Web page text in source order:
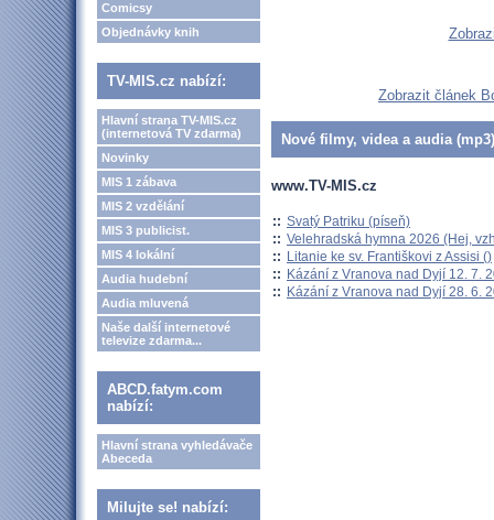
Comicsy
Objednávky knih
TV-MIS.cz nabízí:
Hlavní strana TV-MIS.cz
(internetová TV zdarma)
Novinky
MIS 1 zábava
MIS 2 vzdělání
MIS 3 publicist.
MIS 4 lokální
Audia hudební
Audia mluvená
Naše další internetové
televize zdarma...
ABCD.fatym.com
nabízí:
Hlavní strana vyhledávače
Abeceda
Milujte se! nabízí:
Zobrazit článek
Nové filmy, videa a audia
www.TV-MIS.cz
:: Svatý Patriku (píseň)
:: Velehradská hymna 2026 (Hej,
:: Litanie ke sv. Františkovi z Assisi ()
:: Kázání z Vranova nad Dyjí 12. 7.
:: Kázání z Vranova nad Dyjí 28. 6.